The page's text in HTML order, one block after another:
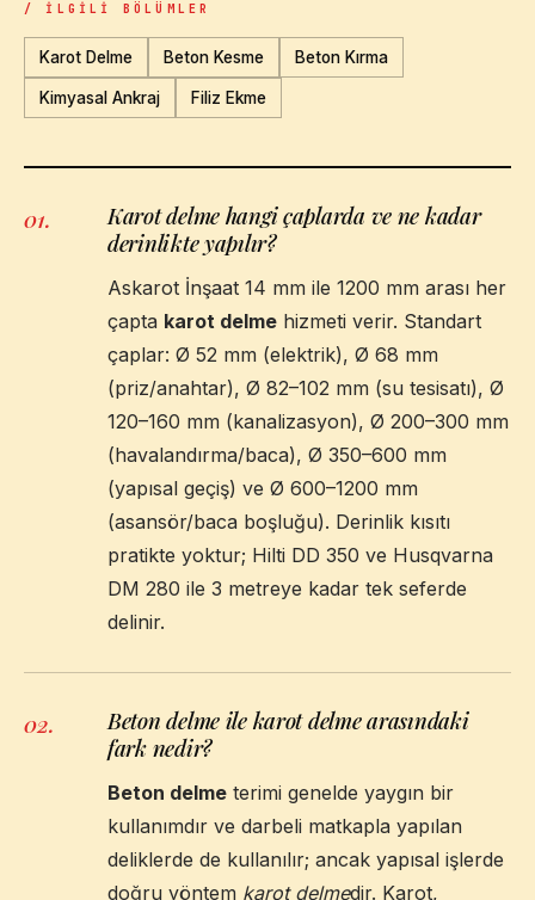
/ İLGILI BÖLÜMLER
Karot Delme Beton Kesme Beton Kırma
Kimyasal Ankraj Filiz Ekme
01.
Karot delme hangi çaplarda ve ne kadar
derinlikte yapılır?
Askarot İnşaat 14 mm ile 1200 mm arası her
çapta karot delme hizmeti verir. Standart
çaplar: Ø 52 mm (elektrik), Ø 68 mm
(priz/anahtar), Ø 82–102 mm (su tesisatı), Ø
120–160 mm (kanalizasyon), Ø 200–300 mm
(havalandırma/baca), Ø 350–600 mm
(yapısal geçiş) ve Ø 600–1200 mm
(asansör/baca boşluğu). Derinlik kısıtı
pratikte yoktur; Hilti DD 350 ve Husqvarna
DM 280 ile 3 metreye kadar tek seferde
delinir.
02.
Beton delme ile karot delme arasındaki
fark nedir?
Beton delme terimi genelde yaygın bir
kullanımdır ve darbeli matkapla yapılan
deliklerde de kullanılır; ancak yapısal işlerde
doğru yöntem karot delmedir. Karot,